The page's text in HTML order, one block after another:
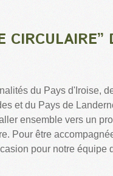
CIRCULAIRE”
du Pays d'Iroise,
et du Pays de
ensemble vers un
Pour être
pour notre équipe